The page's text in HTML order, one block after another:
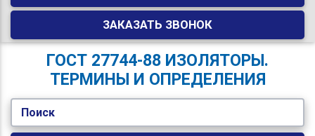
ЗАКАЗАТЬ ЗВОНОК
ГОСТ 27744-88 ИЗОЛЯТОРЫ.
ТЕРМИНЫ И ОПРЕДЕЛЕНИЯ
Поиск